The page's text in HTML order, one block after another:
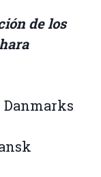
de los
Danmarks